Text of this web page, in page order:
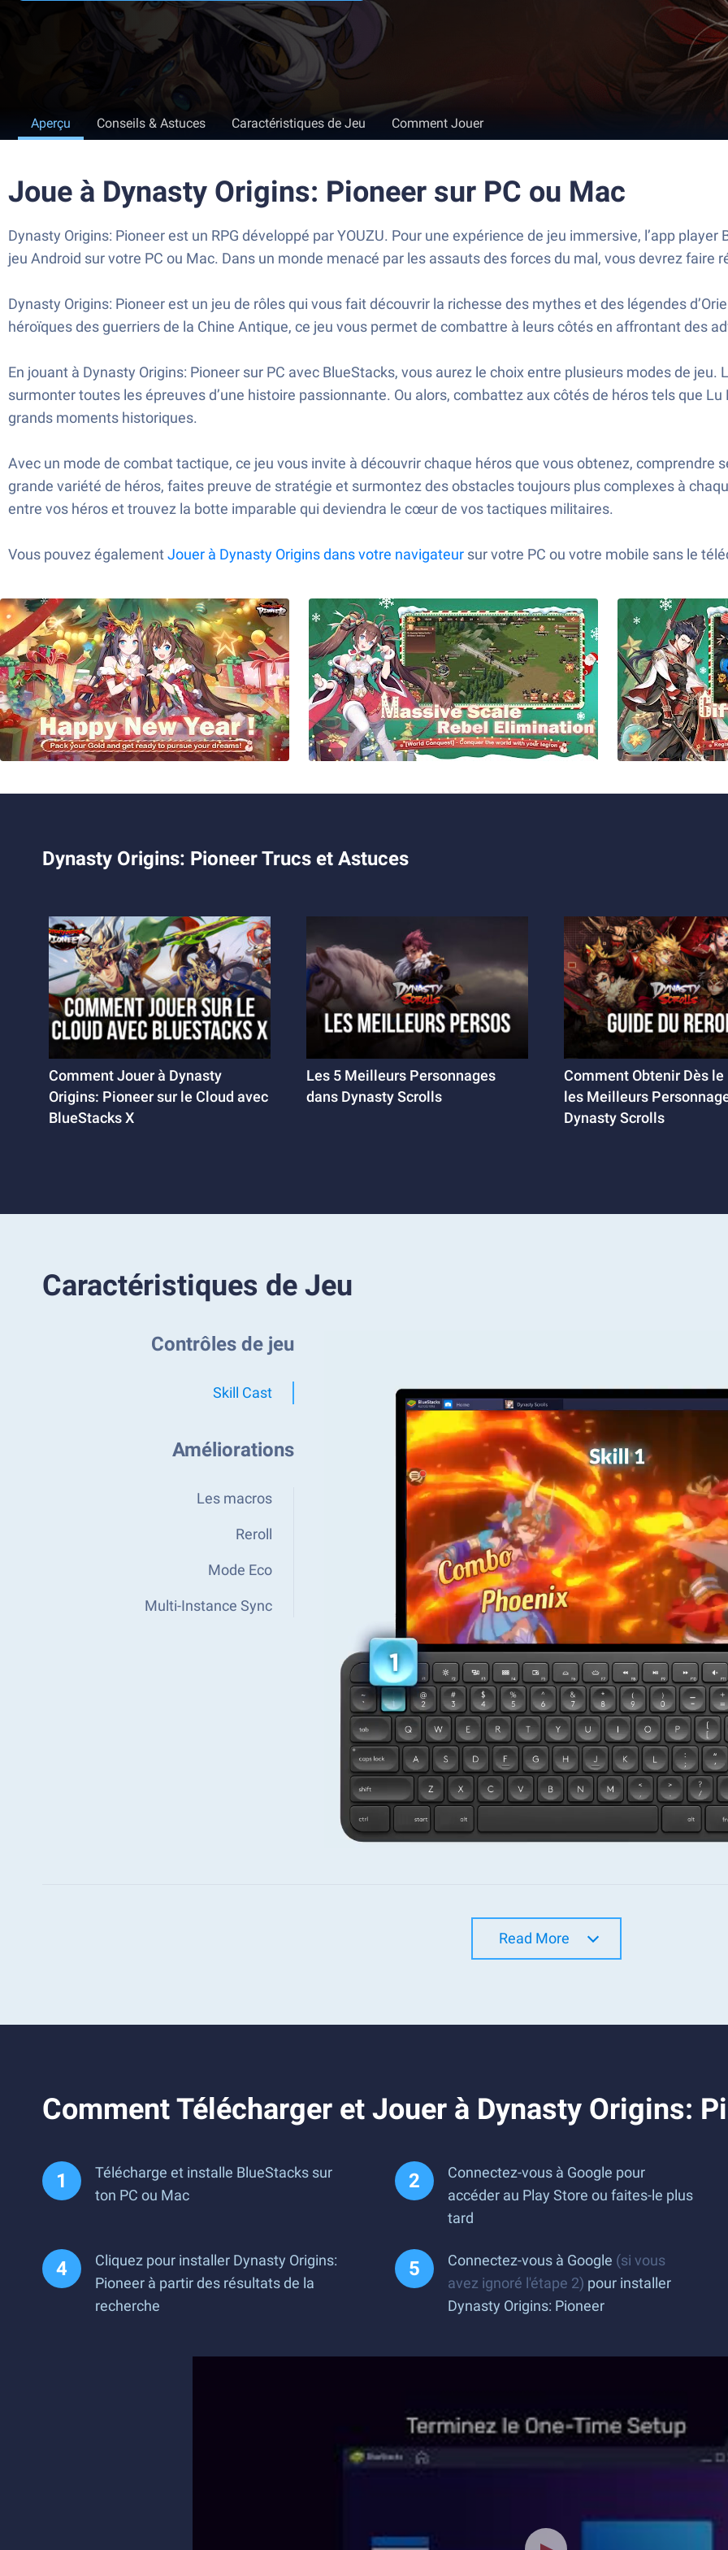
Aperçu Conseils & Astuces Caractéristiques de Jeu Comment Jouer
Joue à Dynasty Origins: Pioneer sur PC ou Mac
Dynasty Origins: Pioneer est un RPG développé par YOUZU. Pour une expérience de jeu immersive, l’app
jeu Android sur votre PC ou Mac. Dans un monde menacé par les assauts des forces du mal, vous devrez faire
Dynasty Origins: Pioneer est un jeu de rôles qui vous fait découvrir la richesse des mythes et des légendes
héroïques des guerriers de la Chine Antique, ce jeu vous permet de combattre à leurs côtés en affrontant des
En jouant à Dynasty Origins: Pioneer sur PC avec BlueStacks, vous aurez le choix entre plusieurs modes de
surmonter toutes les épreuves d’une histoire passionnante. Ou alors, combattez aux côtés de héros tels que
grands moments historiques.
Avec un mode de combat tactique, ce jeu vous invite à découvrir chaque héros que vous obtenez,
grande variété de héros, faites preuve de stratégie et surmontez des obstacles toujours plus complexes à
entre vos héros et trouvez la botte imparable qui deviendra le cœur de vos tactiques militaires.
Vous pouvez égalementJouer à Dynasty Origins dans votre navigateur sur votre PC ou votre mobile sans le
Dynasty Origins: Pioneer Trucs et Astuces
Comment Jouer à Dynasty
Origins: Pioneer sur le Cloud avec
BlueStacks X
Les 5 Meilleurs Personnages
dans Dynasty Scrolls
Comment Obtenir Dès le
les Meilleurs
Dynasty Scrolls
Caractéristiques de Jeu
Contrôles de jeu
Skill Cast
Améliorations
Les macros
Reroll
Mode Eco
Multi-Instance Sync
Read More
Comment Télécharger et Jouer à Dynasty Origins:
Télécharge et installe BlueStacks sur
ton PC ou Mac
Connectez-vous à Google pour
accéder au Play Store ou faites-le plus
tard
Cliquez pour installer Dynasty Origins:
Pioneer à partir des résultats de la
recherche
Connectez-vous à Google (si vous
avez ignoré l'étape 2) pour installer
Dynasty Origins: Pioneer